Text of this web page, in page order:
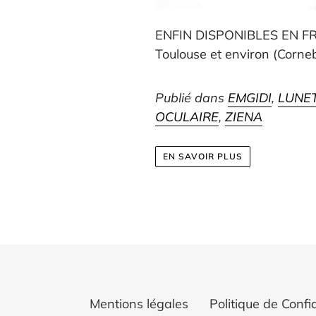
ENFIN DISPONIBLES EN
Toulouse et environ
Publié dans EMGIDI,
OCULAIRE,ZIENA
EN SAVOIR PLUS
Mentions légales Politique de